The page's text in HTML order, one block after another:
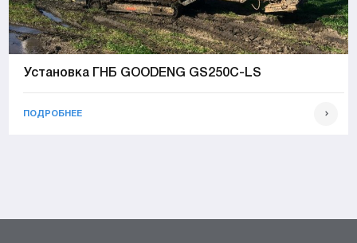
Установка ГНБ GOODENG GS250C-LS
ПОДРОБНЕЕ